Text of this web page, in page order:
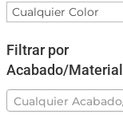
Filtrar por
Acabado/Material